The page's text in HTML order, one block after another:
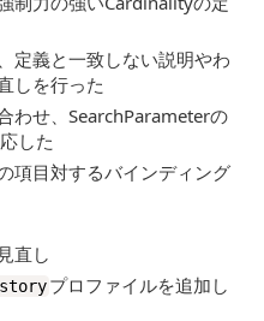
定義と一致しない説明やわ
しを行った
わせ、SearchParameterの
した
項目対するバインディング
直し
プロファイルを追加し